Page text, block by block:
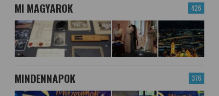
426
MI MAGYAROK
376
MINDENNAPOK